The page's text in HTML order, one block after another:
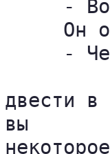
-
Он
-
двести
вы